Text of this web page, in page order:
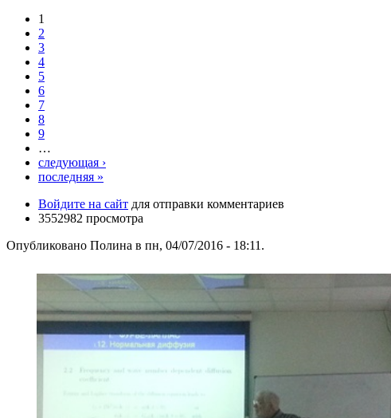
1
2
3
4
5
6
7
8
9
…
следующая ›
последняя »
Войдите на сайт для отправки комментариев
3552982 просмотра
Опубликовано Полина в пн, 04/07/2016 - 18:11.